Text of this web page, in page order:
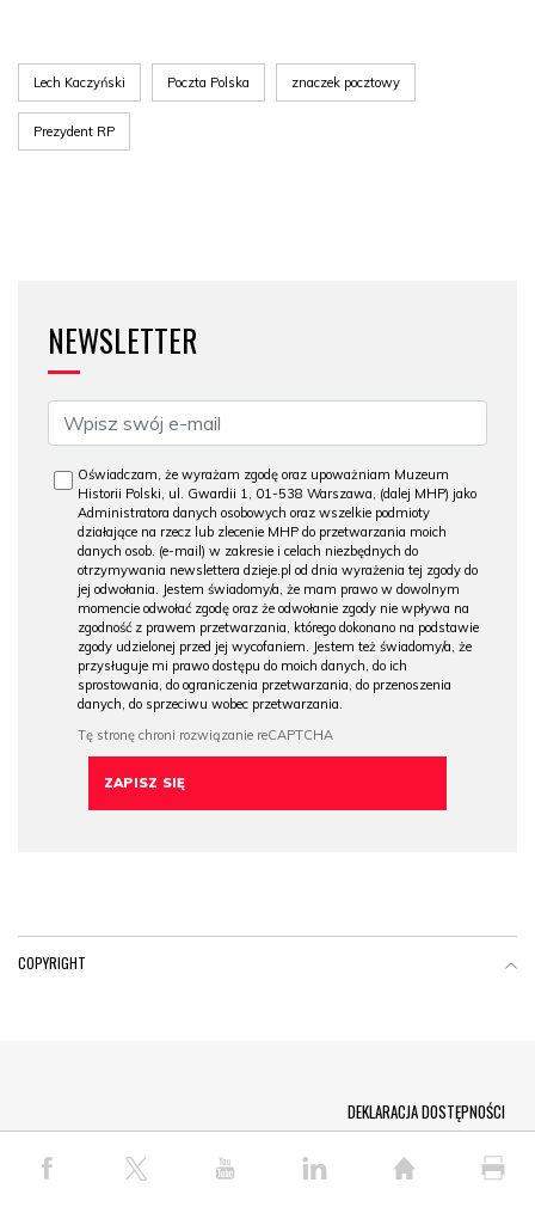
Lech Kaczyński Poczta Polska znaczek pocztowy
Prezydent RP
NEWSLETTER
Oświadczam, że wyrażam zgodę oraz upoważniam Muzeum
Historii Polski, ul. Gwardii 1, 01-538 Warszawa, (dalej MHP) jako
Administratora danych osobowych oraz wszelkie podmioty
działające na rzecz lub zlecenie MHP do przetwarzania moich
danych osob. (e-mail) w zakresie i celach niezbędnych do
otrzymywania newslettera dzieje.pl od dnia wyrażenia tej zgody do
jej odwołania. Jestem świadomy/a, że mam prawo w dowolnym
momencie odwołać zgodę oraz że odwołanie zgody nie wpływa na
zgodność z prawem przetwarzania, którego dokonano na podstawie
zgody udzielonej przed jej wycofaniem. Jestem też świadomy/a, że
przysługuje mi prawo dostępu do moich danych, do ich
sprostowania, do ograniczenia przetwarzania, do przenoszenia
danych, do sprzeciwu wobec przetwarzania.
COPYRIGHT
© COPYRIGHT PAP 2026
DEKLARACJA DOSTĘPNOŚCI